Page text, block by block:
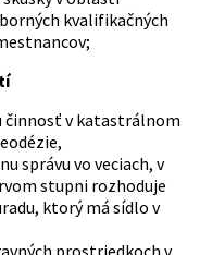
kvalifikačných
činnosť v katastrálnom
správu vo veciach, v
stupni rozhoduje
ktorý má sídlo v